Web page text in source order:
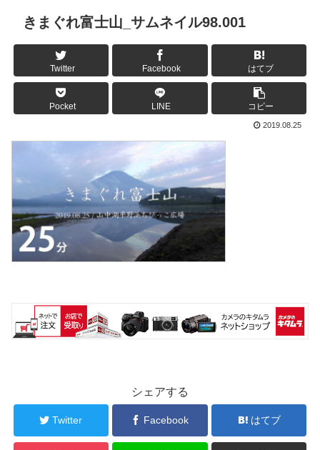
きまぐれ富士山_サムネイル98.001
Twitter Facebook はてブ
Pocket LINE コピー
2019.08.25
シェアする
Twitter Facebook はてブ